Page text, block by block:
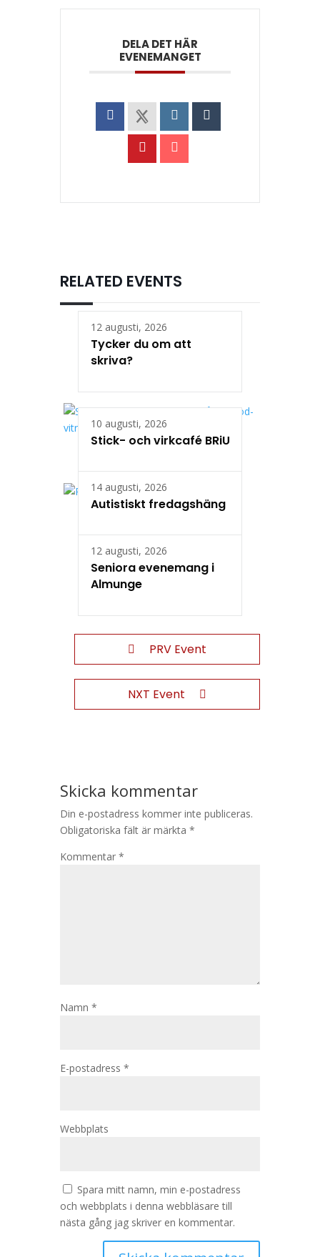
DELA DET HÄR
EVENEMANGET
RELATED EVENTS
12 augusti, 2026
Tycker du om att
skriva?
10 augusti, 2026
Stick- och virkcafé BRiU
14 augusti, 2026
Autistiskt fredagshäng
12 augusti, 2026
Seniora evenemang i
Almunge
PRV Event
NXT Event
Skicka kommentar
Din e-postadress kommer inte publiceras.
Obligatoriska fält är märkta *
Kommentar *
Namn *
E-postadress *
Webbplats
Spara mitt namn, min e-postadress
och webbplats i denna webbläsare till
nästa gång jag skriver en kommentar.